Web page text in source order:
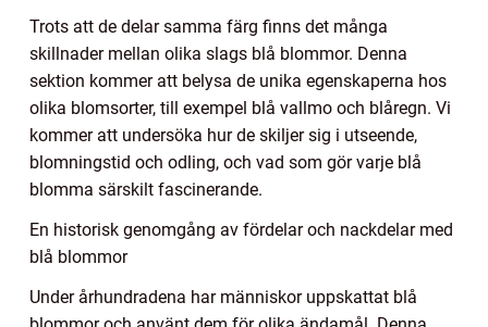
Trots att de delar samma färg finns det många
skillnader mellan olika slags blå blommor. Denna
sektion kommer att belysa de unika egenskaperna hos
olika blomsorter, till exempel blå vallmo och blåregn. Vi
kommer att undersöka hur de skiljer sig i utseende,
blomningstid och odling, och vad som gör varje blå
blomma särskilt fascinerande.
En historisk genomgång av fördelar och nackdelar med
blå blommor
Under århundradena har människor uppskattat blå